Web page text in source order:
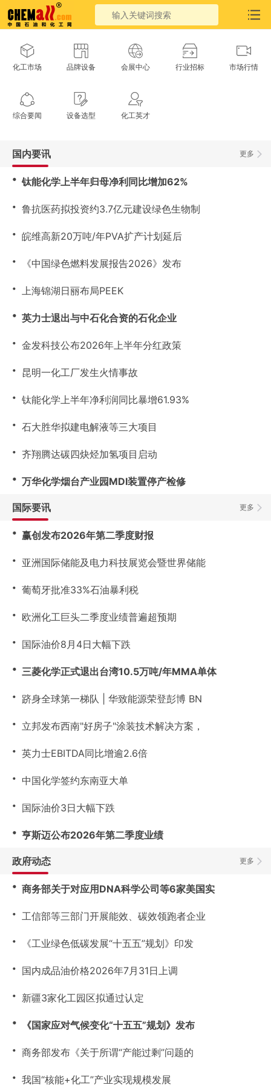
化工市场 品牌设备 会展中心 行业招标 市场行情
综合要闻 设备选型 化工英才
更多
国内要讯
・ 钛能化学上半年归母净利同比增加62%
・ 鲁抗医药拟投资约3.7亿元建设绿色生物制
・ 皖维高新20万吨/年PVA扩产计划延后
・ 《中国绿色燃料发展报告2026》发布
・ 上海锦湖日丽布局PEEK
・ 英力士退出与中石化合资的石化企业
・ 金发科技公布2026年上半年分红政策
・ 昆明一化工厂发生火情事故
・ 钛能化学上半年净利润同比暴增61.93%
・ 石大胜华拟建电解液等三大项目
・ 齐翔腾达碳四炔烃加氢项目启动
・ 万华化学烟台产业园MDI装置停产检修
更多
国际要讯
・ 赢创发布2026年第二季度财报
・ 亚洲国际储能及电力科技展览会暨世界储能
・ 葡萄牙批准33%石油暴利税
・ 欧洲化工巨头二季度业绩普遍超预期
・ 国际油价8月4日大幅下跌
・ 三菱化学正式退出台湾10.5万吨/年MMA单体
・ 跻身全球第一梯队 | 华致能源荣登彭博 BN
・ 立邦发布西南"好房子"涂装技术解决方案，
・ 英力士EBITDA同比增逾2.6倍
・ 中国化学签约东南亚大单
・ 国际油价3日大幅下跌
・ 亨斯迈公布2026年第二季度业绩
更多
政府动态
・ 商务部关于对应用DNA科学公司等6家美国实
・ 工信部等三部门开展能效、碳效领跑者企业
・ 《工业绿色低碳发展“十五五”规划》印发
・ 国内成品油价格2026年7月31日上调
・ 新疆3家化工园区拟通过认定
・ 《国家应对气候变化“十五五”规划》发布
・ 商务部发布《关于所谓“产能过剩”问题的
・ 我国“核能+化工”产业实现规模发展